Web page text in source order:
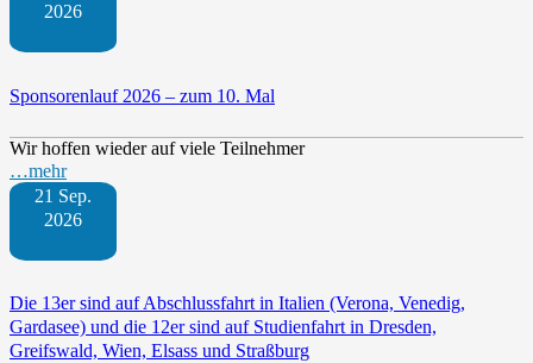
2026
Sponsorenlauf 2026 – zum 10. Mal
Wir hoffen wieder auf viele Teilnehmer
…mehr
21 Sep.
2026
Die 13er sind auf Abschlussfahrt in Italien (Verona, Venedig,
Gardasee) und die 12er sind auf Studienfahrt in Dresden,
Greifswald, Wien, Elsass und Straßburg